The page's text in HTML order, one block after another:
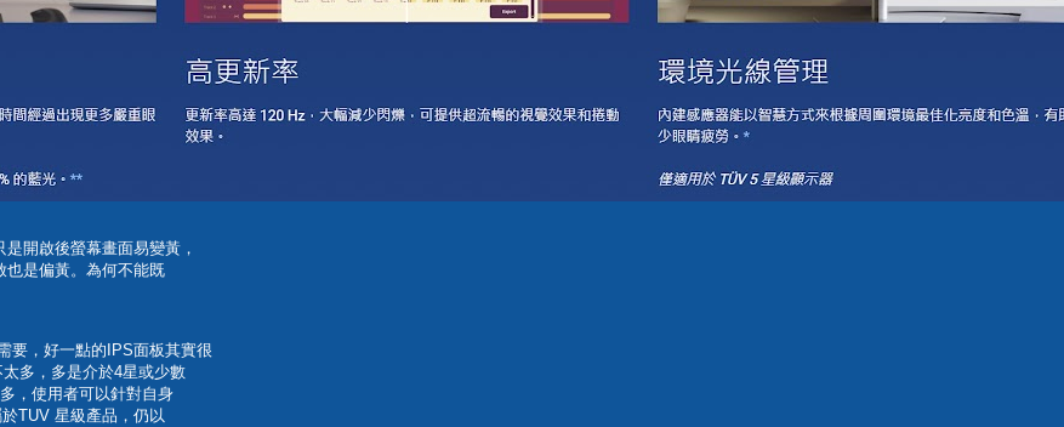
開啟後螢幕畫面易變黃，
也是偏黃。為何不能既
要，好一點的IPS面板其實很
多，多是介於4星或少數
，使用者可以針對自身
TUV 星級產品，仍以